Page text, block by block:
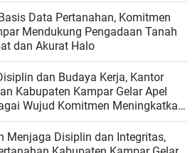
Data Pertanahan, Komitmen
Mendukung Pengadaan Tanah
dan Akurat Halo
dan Budaya Kerja, Kantor
Kabupaten Kampar Gelar Apel
Wujud Komitmen Meningkatkan
Menjaga Disiplin dan Integritas,